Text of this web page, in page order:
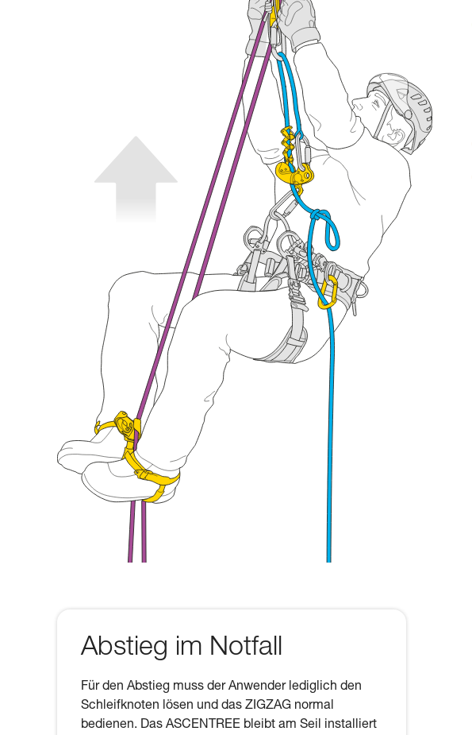
Abstieg im Notfall
Für den Abstieg muss der Anwender lediglich den
Schleifknoten lösen und das ZIGZAG normal
bedienen. Das ASCENTREE bleibt am Seil installiert